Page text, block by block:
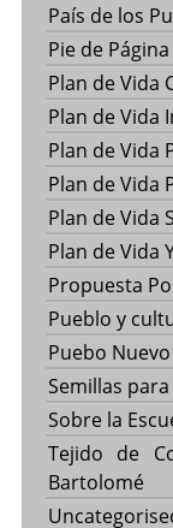
País de los
Pie de
Plan de Vida
Plan de Vida
Plan de Vida
Plan de Vida
Plan de Vida
Plan de Vida
Propuesta
Pueblo y
Puebo
Semillas
Sobre la
Tejido de
Bartolomé